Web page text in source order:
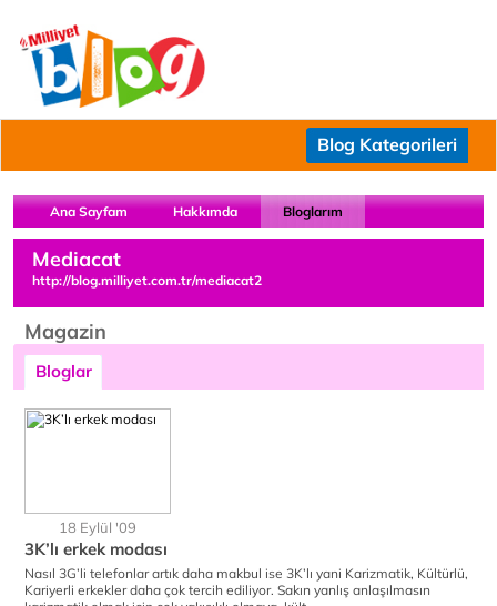
Blog Kategorileri
Ana Sayfam Hakkımda Bloglarım
Mediacat
http://blog.milliyet.com.tr/mediacat2
Magazin
Bloglar
18 Eylül '09
3K’lı erkek modası
Nasıl 3G’li telefonlar artık daha makbul ise 3K’lı yani Karizmatik, Kültürlü,
Kariyerli erkekler daha çok tercih ediliyor. Sakın yanlış anlaşılmasın